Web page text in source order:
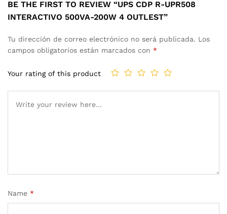
BE THE FIRST TO REVIEW “UPS CDP R-UPR508
INTERACTIVO 500VA-200W 4 OUTLEST”
Tu dirección de correo electrónico no será publicada. Los
campos obligatorios están marcados con *
Your rating of this product
Name *